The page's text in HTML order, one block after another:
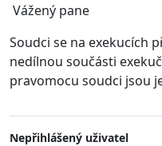
Vážený pane
Soudci se na exekucích
nedílnou součásti
pravomocu soudci jsou
Nepřihlášený uživatel